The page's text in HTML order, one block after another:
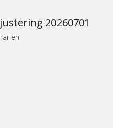
20260701
en